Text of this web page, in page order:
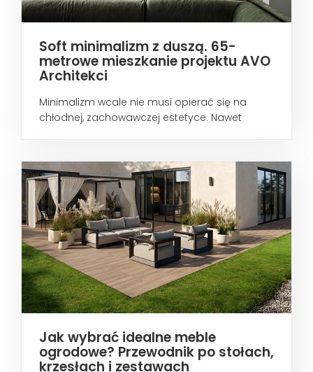
Soft minimalizm z duszą. 65-
metrowe mieszkanie projektu AVO
Architekci
Minimalizm wcale nie musi opierać się na
chłodnej, zachowawczej estetyce. Nawet
Jak wybrać idealne meble
ogrodowe? Przewodnik po stołach,
krzesłach i zestawach